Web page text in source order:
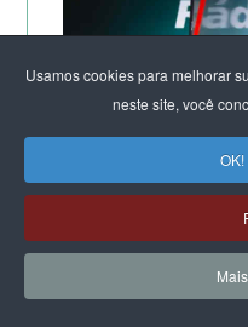
Usamos cookies para melhorar
neste site, você